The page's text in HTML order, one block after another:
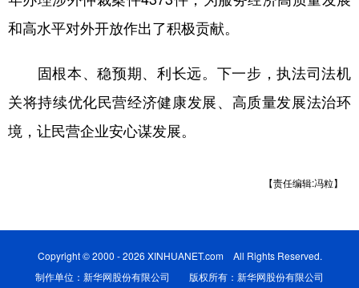
和高水平对外开放作出了积极贡献。
固根本、稳预期、利长远。下一步，执法司法机
关将持续优化民营经济健康发展、高质量发展法治环
境，让民营企业安心谋发展。
【责任编辑:冯粒】
Copyright © 2000 - 2026 XINHUANET.com All Rights Reserved.
制作单位：新华网股份有限公司 版权所有：新华网股份有限公司